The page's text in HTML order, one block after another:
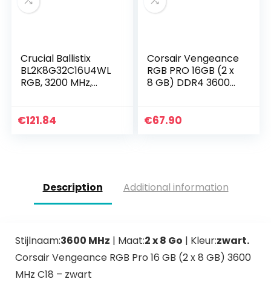
Crucial Ballistix
BL2K8G32C16U4WL
RGB, 3200 MHz,
Geheugenkit, 16 GB
€121.84
Corsair Vengeance
RGB PRO 16GB (2 x
8 GB) DDR4 3600
werkgeheugen wit
€67.90
Description Additional information
Stijlnaam:3600 MHz | Maat:2 x 8 Go | Kleur:zwart.
Corsair Vengeance RGB Pro 16 GB (2 x 8 GB) 3600
MHz C18 – zwart